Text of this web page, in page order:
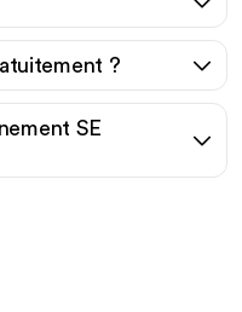
?
SE